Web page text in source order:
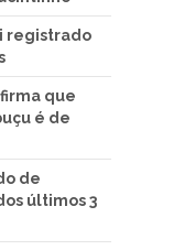
registrado
que
é de
de
últimos 3